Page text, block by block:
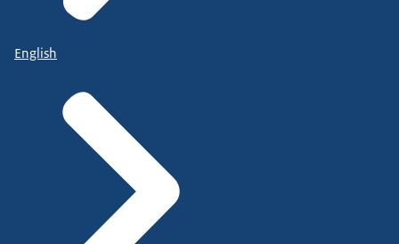
English